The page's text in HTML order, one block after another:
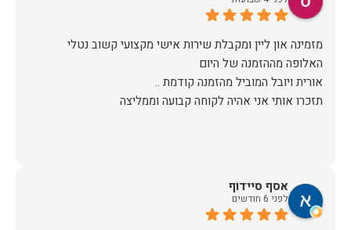
מזמינה און ליין ומקבלת שירות אישי מקצועי קשוב נטלי
תזכרו אותי אני אהיה לקוחה קבועה וממליצה
אסף סיידוף
לפני 6 חודשים